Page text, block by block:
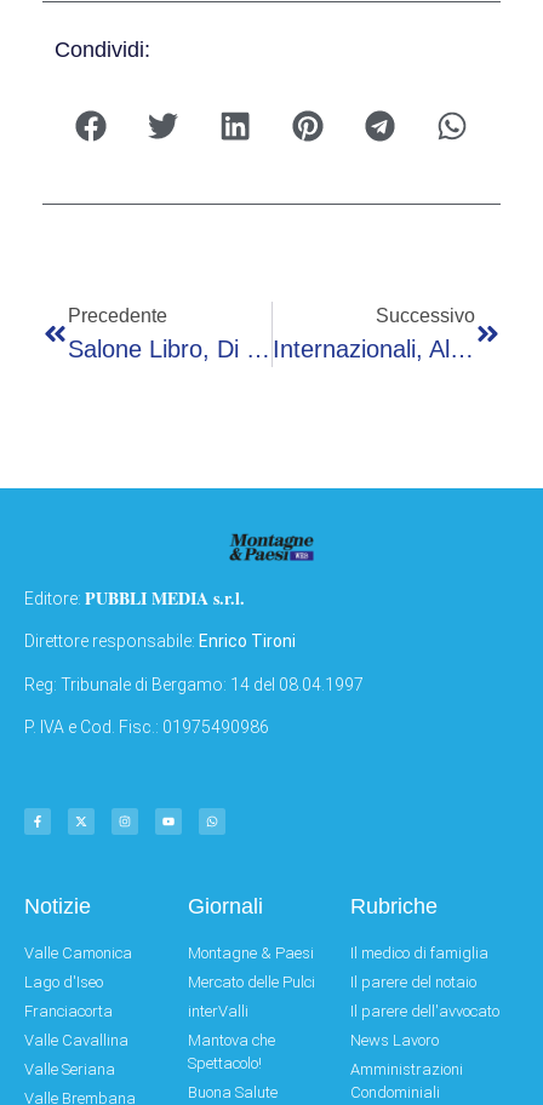
Condividi:
Precedente
Salone Libro, Di Stefano: “Grande Emozione Vincere Concorso Fs Con Mio Racconto”
Successivo
Internazionali, Allarme Sinner? Fatica E Problemi Fisici Con Medvedev
Editore: PUBBLI MEDIA s.r.l.
Direttore responsabile: Enrico Tironi
Reg: Tribunale di Bergamo: 14 del 08.04.1997
P. IVA e Cod. Fisc.: 01975490986
Notizie
Valle Camonica
Lago d'Iseo
Franciacorta
Valle Cavallina
Valle Seriana
Valle Brembana
Giornali
Montagne & Paesi
Mercato delle Pulci
interValli
Mantova che
Spettacolo!
Buona Salute
Rubriche
Il medico di famiglia
Il parere del notaio
Il parere dell'avvocato
News Lavoro
Amministrazioni
Condominiali